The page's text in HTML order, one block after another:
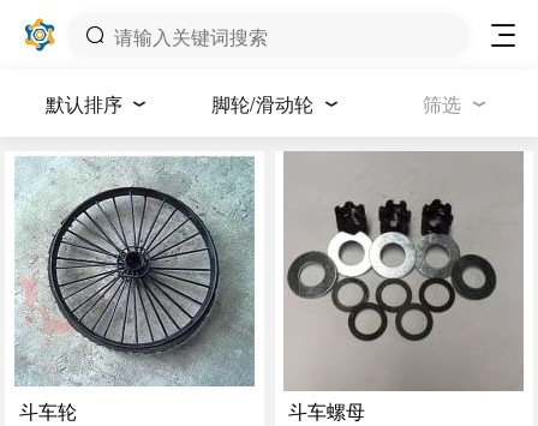
默认排序 脚轮/滑动轮 筛选
斗车轮 斗车螺母